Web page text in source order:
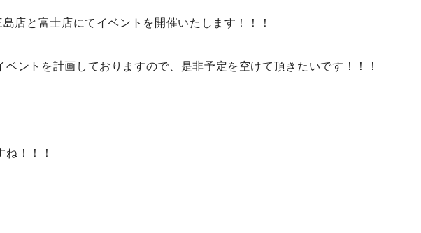
店と富士店にてイベントを開催いたします！！！
ベントを計画しておりますので、是非予定を空けて頂きたいです！！！
ね！！！